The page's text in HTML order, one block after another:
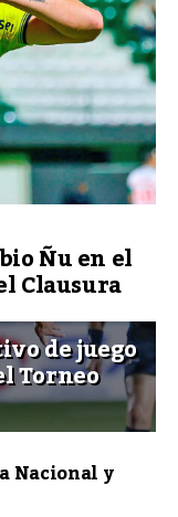
Ñu en el
Clausura
de juego
Torneo
Nacional y